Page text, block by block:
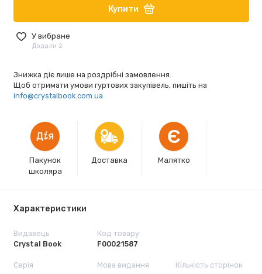
Купити
У вибране
Додали 2
Знижка діє лише на роздрібні замовлення.
Щоб отримати умови гуртових закупівель, пишіть на
info@crystalbook.com.ua
Пакунок
школяра
Доставка
Є
Малятко
Характеристики
Видавець
Crystal Book
Код товару:
F00021587
Серія Мова видання Кількість сторінок